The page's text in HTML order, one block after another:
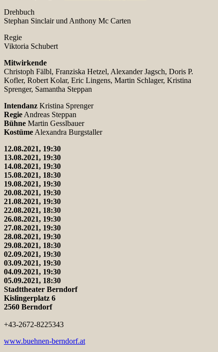
Drehbuch
Stephan Sinclair und Anthony Mc Carten
Regie
Viktoria Schubert
Mitwirkende
Christoph Fälbl, Franziska Hetzel, Alexander Jagsch, Doris P.
Kofler, Robert Kolar, Eric Lingens, Martin Schlager, Kristina
Sprenger, Samantha Steppan
Intendanz Kristina Sprenger
Regie Andreas Steppan
Bühne Martin Gesslbauer
Kostüme Alexandra Burgstaller
12.08.2021, 19:30
13.08.2021, 19:30
14.08.2021, 19:30
15.08.2021, 18:30
19.08.2021, 19:30
20.08.2021, 19:30
21.08.2021, 19:30
22.08.2021, 18:30
26.08.2021, 19:30
27.08.2021, 19:30
28.08.2021, 19:30
29.08.2021, 18:30
02.09.2021, 19:30
03.09.2021, 19:30
04.09.2021, 19:30
05.09.2021, 18:30
Stadttheater Berndorf
Kislingerplatz 6
2560 Berndorf
+43-2672-8225343
www.buehnen-berndorf.at